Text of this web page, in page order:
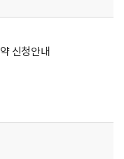
신청안내